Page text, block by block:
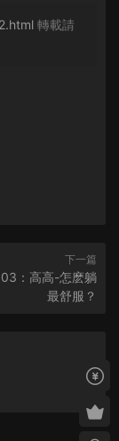
轉載請
下一篇
：高高-怎麽躺
最舒服？